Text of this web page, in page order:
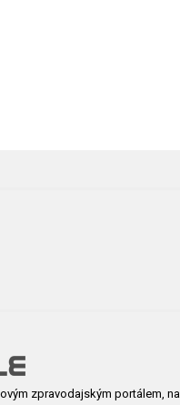
zpravodajským portálem, na